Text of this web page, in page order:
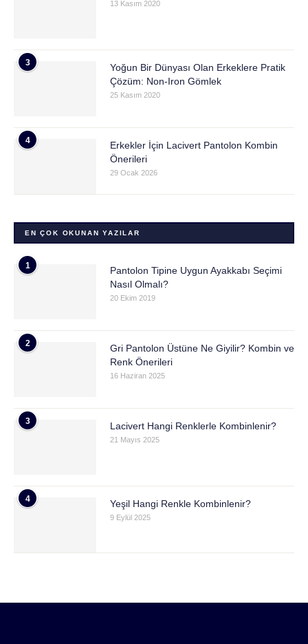
13 Kasım 2020
3
Yoğun Bir Dünyası Olan Erkeklere Pratik
Çözüm: Non-Iron Gömlek
25 Kasım 2020
4
Erkekler İçin Lacivert Pantolon Kombin
Önerileri
29 Ocak 2026
EN ÇOK OKUNAN YAZILAR
1
Pantolon Tipine Uygun Ayakkabı Seçimi
Nasıl Olmalı?
20 Ekim 2019
2
Gri Pantolon Üstüne Ne Giyilir? Kombin ve
Renk Önerileri
16 Haziran 2025
3
Lacivert Hangi Renklerle Kombinlenir?
21 Mayıs 2025
4
Yeşil Hangi Renkle Kombinlenir?
9 Eylül 2025